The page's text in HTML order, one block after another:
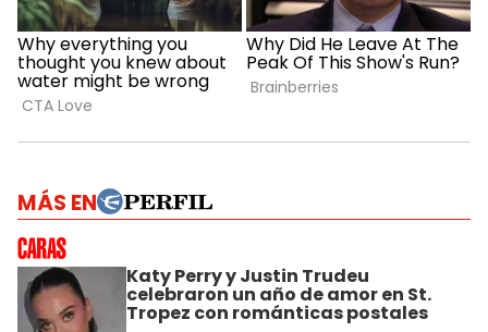
MÁS EN
Katy Perry y Justin Trudeu
celebraron un año de amor en St.
Tropez con románticas postales